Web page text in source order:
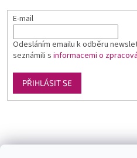
E-mail
Odesláním emailu k odběru
seznámili s informacemi o
PŘIHLÁSIT SE